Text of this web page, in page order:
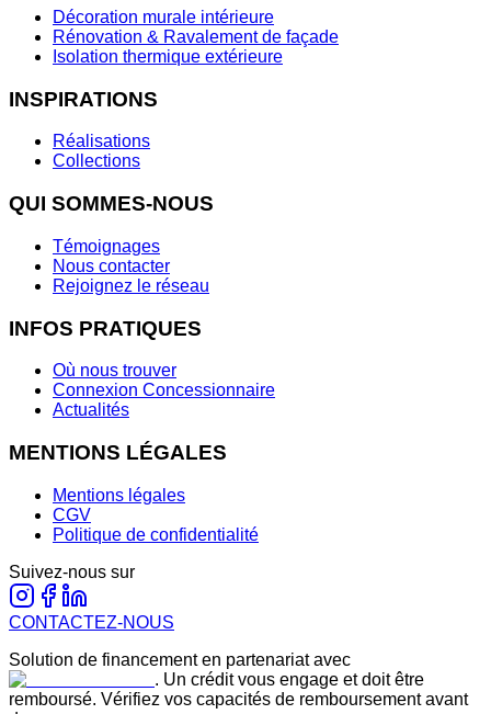
Décoration murale intérieure
Rénovation & Ravalement de façade
Isolation thermique extérieure
INSPIRATIONS
Réalisations
Collections
QUI SOMMES-NOUS
Témoignages
Nous contacter
Rejoignez le réseau
INFOS PRATIQUES
Où nous trouver
Connexion Concessionnaire
Actualités
MENTIONS LÉGALES
Mentions légales
CGV
Politique de confidentialité
Suivez-nous sur
CONTACTEZ-NOUS
Solution de financement en partenariat avec
. Un crédit vous engage et doit être
remboursé. Vérifiez vos capacités de remboursement avant